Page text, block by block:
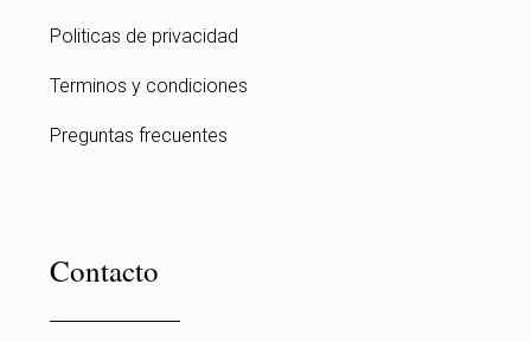
Politicas de privacidad
Terminos y condiciones
Preguntas frecuentes
Contacto